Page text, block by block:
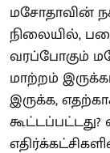
மசோதாவின்
நிலையில்,
வரப்போகும்
மாற்றம்
இருக்க,